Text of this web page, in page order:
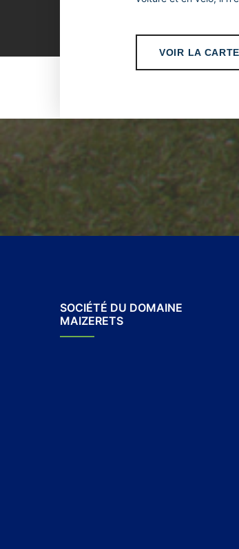
VOIR LA CARTE
SOCIÉTÉ DU DOMAINE
MAIZERETS